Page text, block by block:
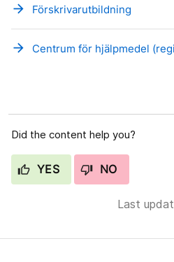
arrow_forward Förskrivarutbildning
arrow_forward Centrum för hjälpmedel
Did the content help you?
YES NO
Last